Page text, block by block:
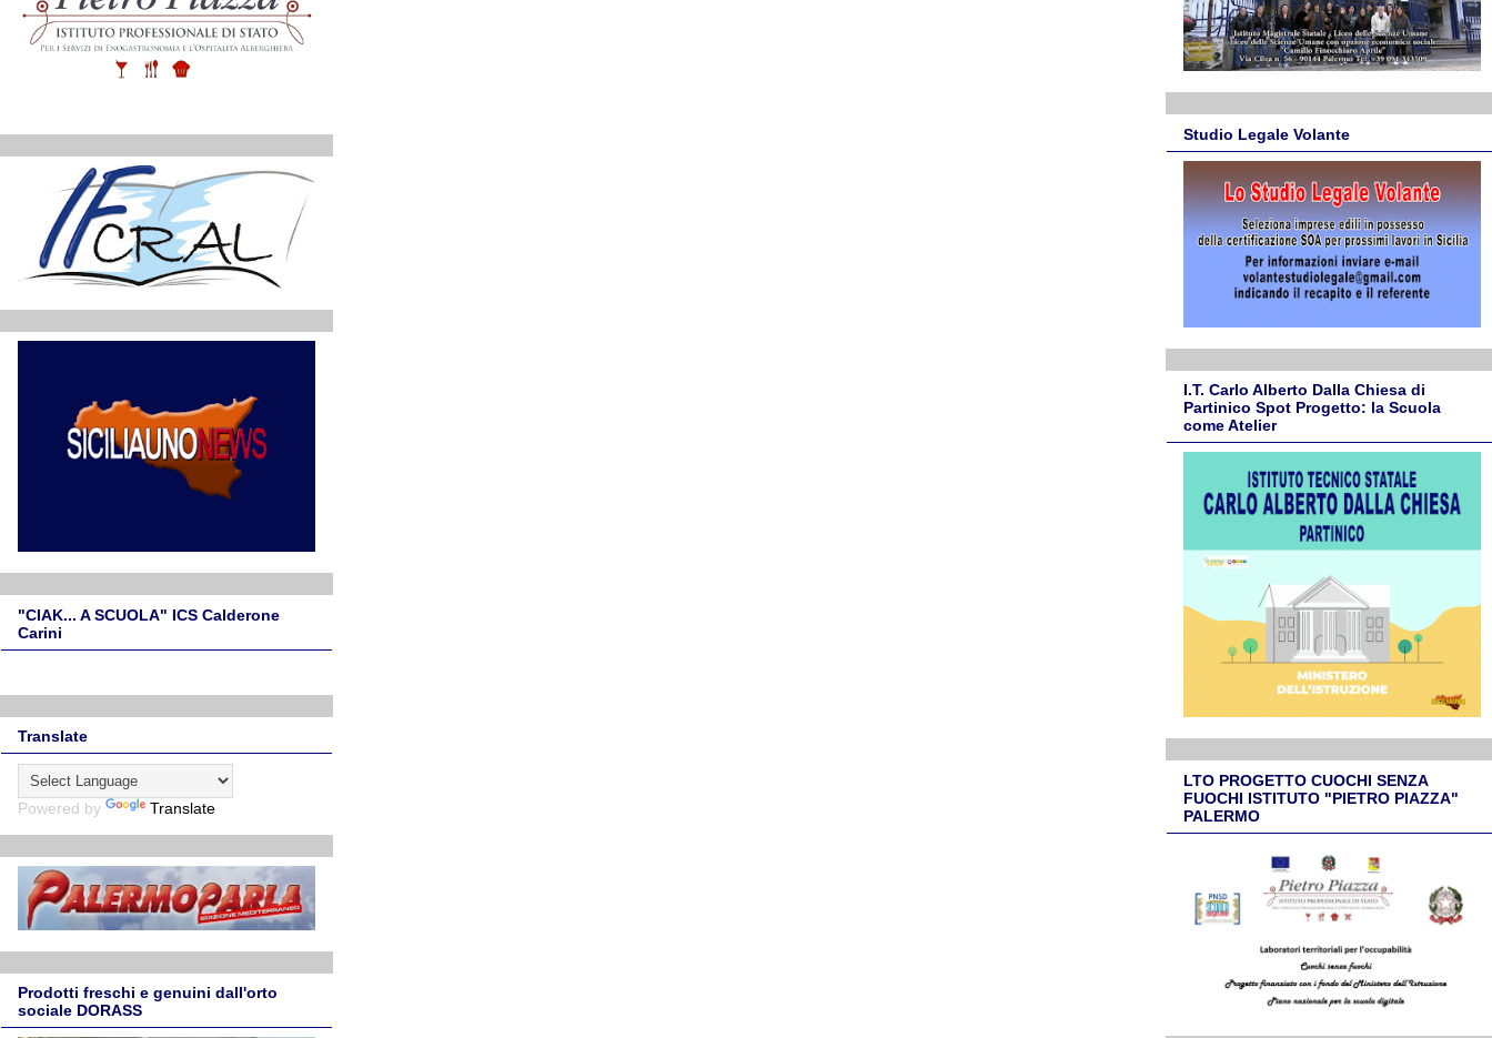
"CIAK... A SCUOLA" ICS Calderone
Carini
Translate
Powered by Translate
Prodotti freschi e genuini dall'orto
sociale DORASS
Studio Legale Volante
I.T. Carlo Alberto Dalla Chiesa di
Partinico Spot Progetto: la Scuola
come Atelier
LTO PROGETTO CUOCHI SENZA
FUOCHI ISTITUTO "PIETRO PIAZZA"
PALERMO